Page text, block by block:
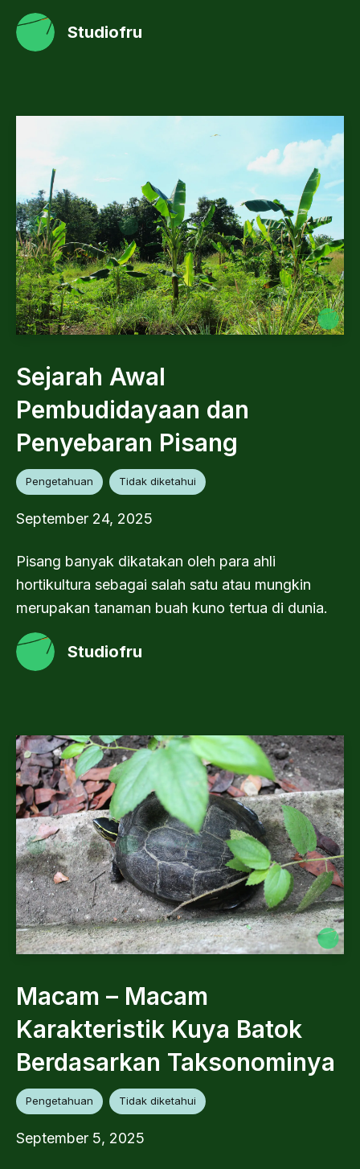
Studiofru
Sejarah Awal
Pembudidayaan dan
Penyebaran Pisang
Pengetahuan Tidak diketahui
September 24, 2025
Pisang banyak dikatakan oleh para ahli
hortikultura sebagai salah satu atau mungkin
merupakan tanaman buah kuno tertua di dunia.
Studiofru
Macam – Macam
Karakteristik Kuya Batok
Berdasarkan Taksonominya
Pengetahuan Tidak diketahui
September 5, 2025